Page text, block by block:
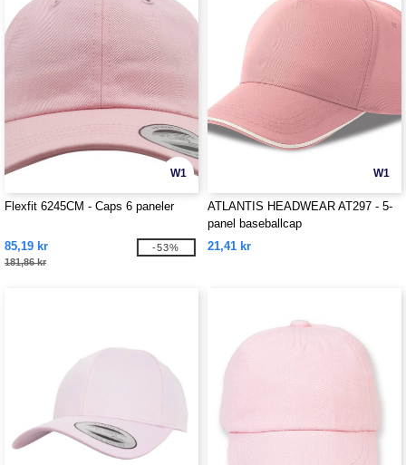
W1
Flexfit 6245CM - Caps 6 paneler
85,19 kr
181,86 kr
-53%
W1
ATLANTIS HEADWEAR AT297 - 5-
panel baseballcap
21,41 kr